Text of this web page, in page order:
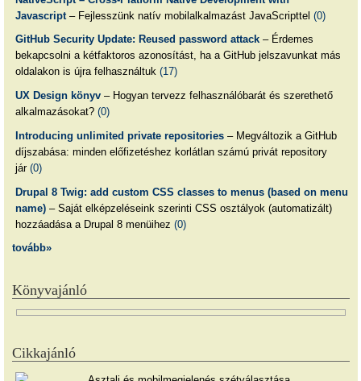
Javascript– Fejlesszünk natív mobilalkalmazást JavaScripttel (0)
GitHub Security Update: Reused password attack– Érdemes
bekapcsolni a kétfaktoros azonosítást, ha a GitHub jelszavunkat más
oldalakon is újra felhasználtuk (17)
UX Design könyv– Hogyan tervezz felhasználóbarát és szerethető
alkalmazásokat? (0)
Introducing unlimited private repositories– Megváltozik a GitHub
díjszabása: minden előfizetéshez korlátlan számú privát repository
jár (0)
Drupal 8 Twig: add custom CSS classes to menus (based on menu
name)– Saját elképzeléseink szerinti CSS osztályok (automatizált)
hozzáadása a Drupal 8 menüihez (0)
tovább»
Könyvajánló
Cikkajánló